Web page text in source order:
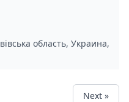
область, Украина,
Next »